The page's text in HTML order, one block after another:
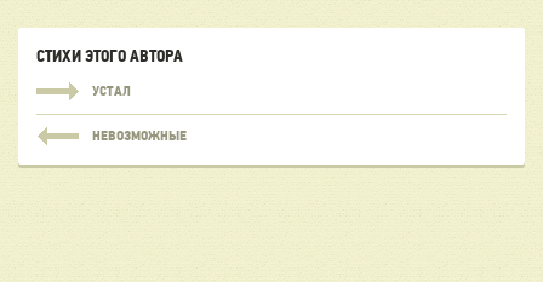
СТИХИ ЭТОГО АВТОРА
УСТАЛ
НЕВОЗМОЖНЫЕ